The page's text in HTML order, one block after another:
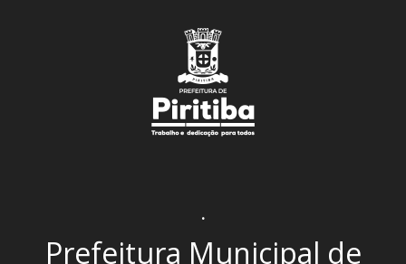
.
Prefeitura Municipal de